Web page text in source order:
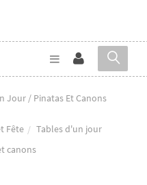
Jour / Pinatas Et Canons
Fête
Tables d'un jour
canons